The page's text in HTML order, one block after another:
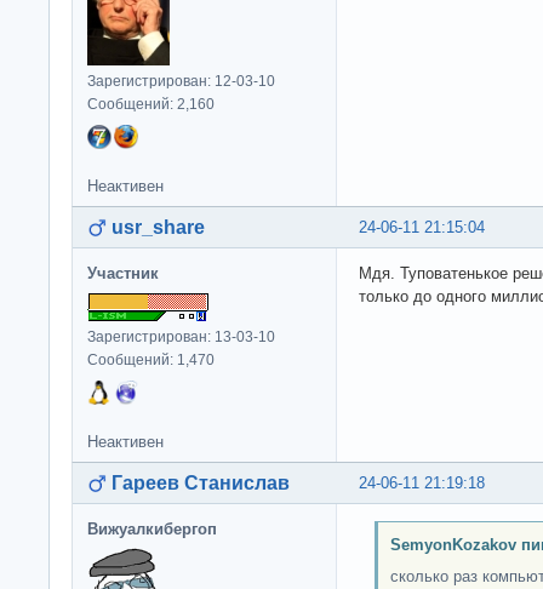
Зарегистрирован: 12-03-10
Сообщений: 2,160
Неактивен
24-06-11 21:15:04
usr_share
Участник
Зарегистрирован: 13-03-10
Сообщений: 1,470
Мдя. Туповатенькое
только до одного
Неактивен
24-06-11 21:19:18
Гареев Станислав
Вижуалкибергоп
SemyonKozakov
сколько раз